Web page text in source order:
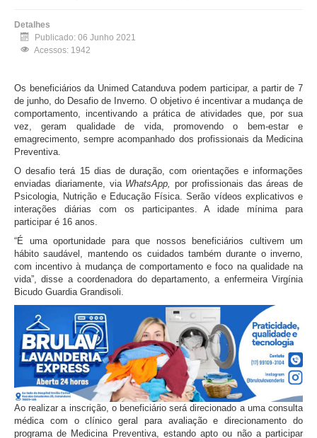
Detalhes
Publicado: 06 Junho 2021
Acessos: 1942
Os beneficiários da Unimed Catanduva podem participar, a partir de 7
de junho, do Desafio de Inverno. O objetivo é incentivar a mudança de
comportamento, incentivando a prática de atividades que, por sua
vez, geram qualidade de vida, promovendo o bem-estar e
emagrecimento, sempre acompanhado dos profissionais da Medicina
Preventiva.
O desafio terá 15 dias de duração, com orientações e informações
enviadas diariamente, via WhatsApp, por profissionais das áreas de
Psicologia, Nutrição e Educação Física. Serão vídeos explicativos e
interações diárias com os participantes. A idade mínima para
participar é 16 anos.
“É uma oportunidade para que nossos beneficiários cultivem um
hábito saudável, mantendo os cuidados também durante o inverno,
com incentivo à mudança de comportamento e foco na qualidade na
vida”, disse a coordenadora do departamento, a enfermeira Virgínia
Bicudo Guardia Grandisoli.
Ao realizar a inscrição, o beneficiário será direcionado a uma consulta
médica com o clínico geral para avaliação e direcionamento do
programa de Medicina Preventiva, estando apto ou não a participar